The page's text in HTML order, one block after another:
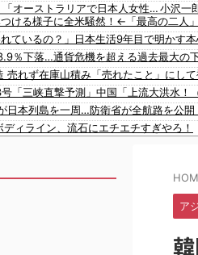
入国拒否の半数が日本人!? 「オーストラリアで日本人女性が売春」
韓国人「株でお金を失ったのはイ・ジェミョンのせいだ！」として支持率が右肩下がりに……まあ、本当にその側面があるので救えないんですが
【動画】高速道路を走行中の車からリアガラスが飛んでくる事故(ﾟoﾟ)
【移民政策反対】イオンの売り場で唐揚げを食う中国人の子供
【炎上】藤沢市「モスク建設と土葬も許可します」→3万人の反対署名も却下
【知ってた？】カナダ発ウェアブランド、lululemonが日本でオープン→店名は日本差別からできた？
イスラム指導者が授業!? 憲法違反だと批判〇到【さくらの解説】
91歳女性の遺体を遺棄したベトナム国籍の男が逮捕されました #移民 #外国人
ける様子に全米騒然！←「最高の二人」
ているの？」日本生活9年目で明かす本
％下落…通貨危機を超える過去最大の
売れず在庫山積み「売れたこと」にし
「三峡直撃予測」中国「上流大洪水
日本列島を一周…防衛省が全航路を公開
ディライン、流石にエチエチすぎやろ！
歴史遺産や伝統が残ってない本当の理
“ベトナムビル”を家宅捜索した結果・
だけじゃ足らんわ！二袋作ったろ！」
＆パフィー亜美、レアな夫婦ショットを
テーキ定食1500円、ガチで美味そうｗｗ
場権剥奪や過去ワールドカップ、オリ
ア